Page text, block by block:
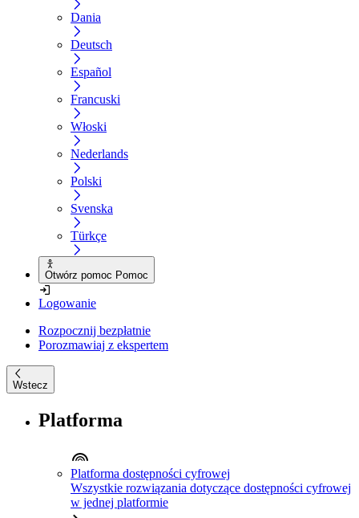
Dania
Deutsch
Español
Francuski
Włoski
Nederlands
Polski
Svenska
Türkçe
Otwórz pomoc Pomoc
Logowanie
Rozpocznij bezpłatnie
Porozmawiaj z ekspertem
Wstecz
Platforma
Platforma dostępności cyfrowej
Wszystkie rozwiązania dotyczące dostępności cyfrowej
w jednej platformie